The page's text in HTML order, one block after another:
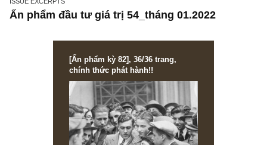
Ấn phẩm đầu tư giá trị 54_tháng 01.2022
[Ấn phẩm kỳ 82], 36/36 trang,
chính thức phát hành!!